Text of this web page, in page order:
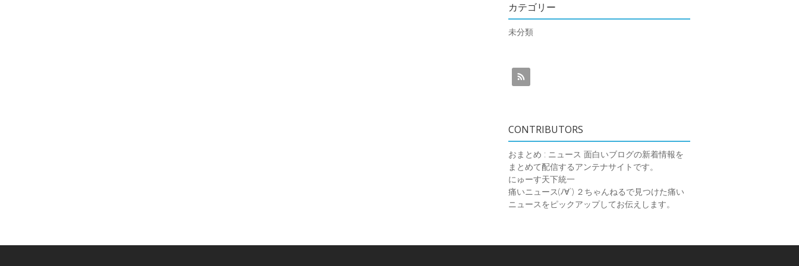
カテゴリー
未分類
CONTRIBUTORS
おまとめ : ニュース 面白いブログの新着情報を
まとめて配信するアンテナサイトです。
にゅーす天下統一
痛いニュース(ﾉ∀`) ２ちゃんねるで見つけた痛い
ニュースをピックアップしてお伝えします。